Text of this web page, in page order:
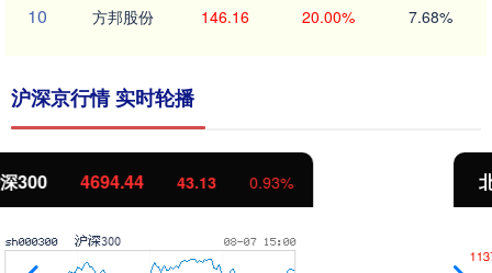
10 方邦股份 146.16 20.00% 7.68%
沪深京行情 实时轮播
北证50 1134.24 11.37